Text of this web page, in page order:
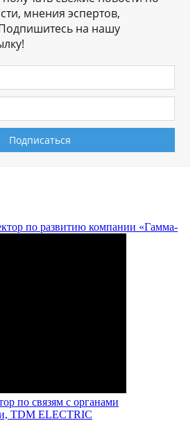
мнения эспертов,
на нашу
по развитию компании «Гамма-
по связям с органами
TDM ELECTRIC